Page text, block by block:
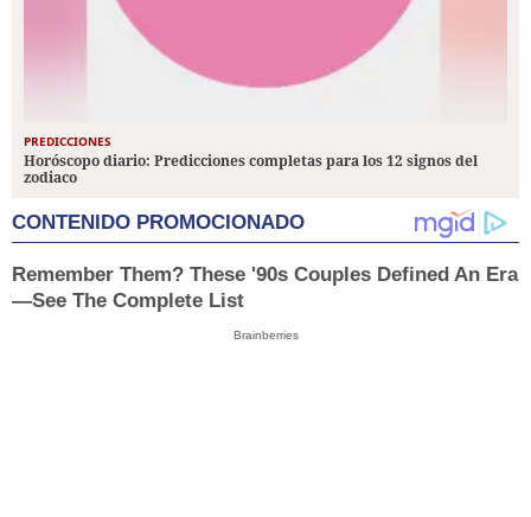
PREDICCIONES
Horóscopo diario: Predicciones completas para los 12 signos del
zodiaco
CONTENIDO PROMOCIONADO
Remember Them? These '90s Couples Defined An Era
—See The Complete List
Brainberries